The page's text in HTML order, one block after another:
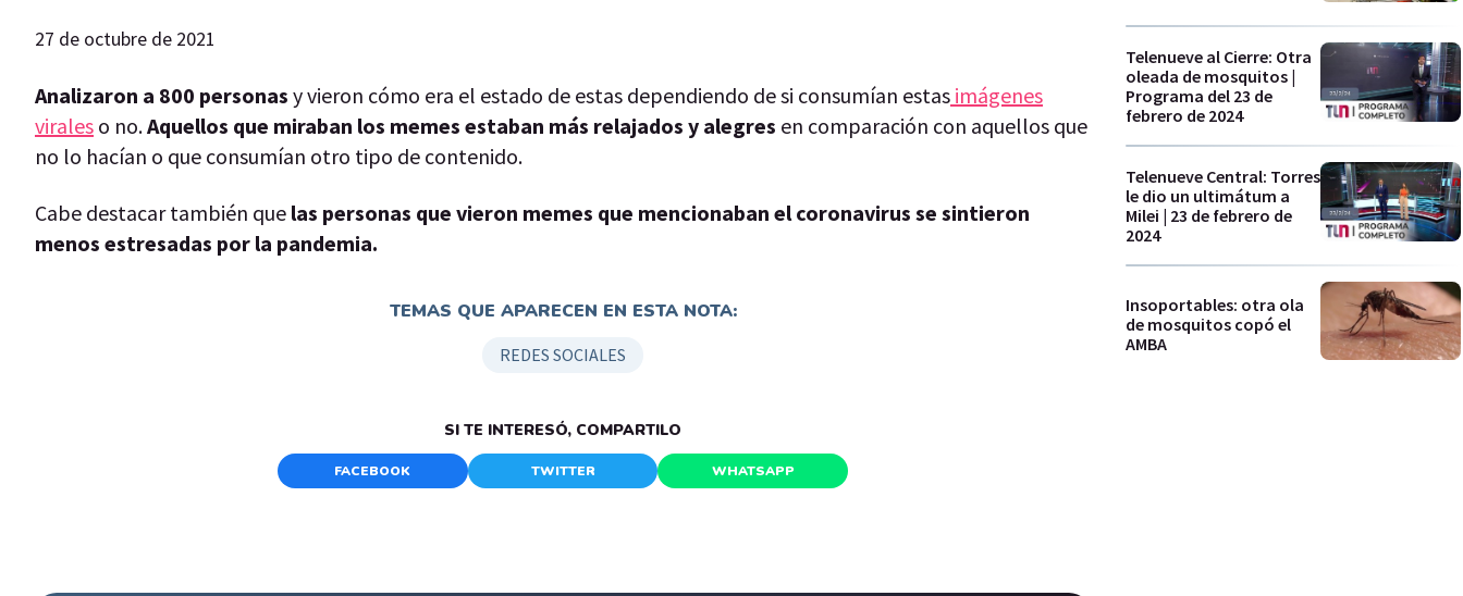
27 de octubre de 2021
Analizaron a 800 personas y vieron cómo era el estado de estas dependiendo de si consumían estas imágenes
virales o no.Aquellos que miraban los memes estaban más relajados y alegres en comparación con aquellos que
no lo hacían o que consumían otro tipo de contenido.
Cabe destacar también que las personas que vieron memes que mencionaban el coronavirus se sintieron
menos estresadas por la pandemia.
TEMAS QUE APARECEN EN ESTA NOTA:
REDES SOCIALES
SI TE INTERESÓ, COMPARTILO
FACEBOOK TWITTER WHATSAPP
Telenueve al Cierre: Otra
oleada de mosquitos |
Programa del 23 de
febrero de 2024
Telenueve Central: Torres
le dio un ultimátum a
Milei | 23 de febrero de
2024
Insoportables: otra ola
de mosquitos copó el
AMBA